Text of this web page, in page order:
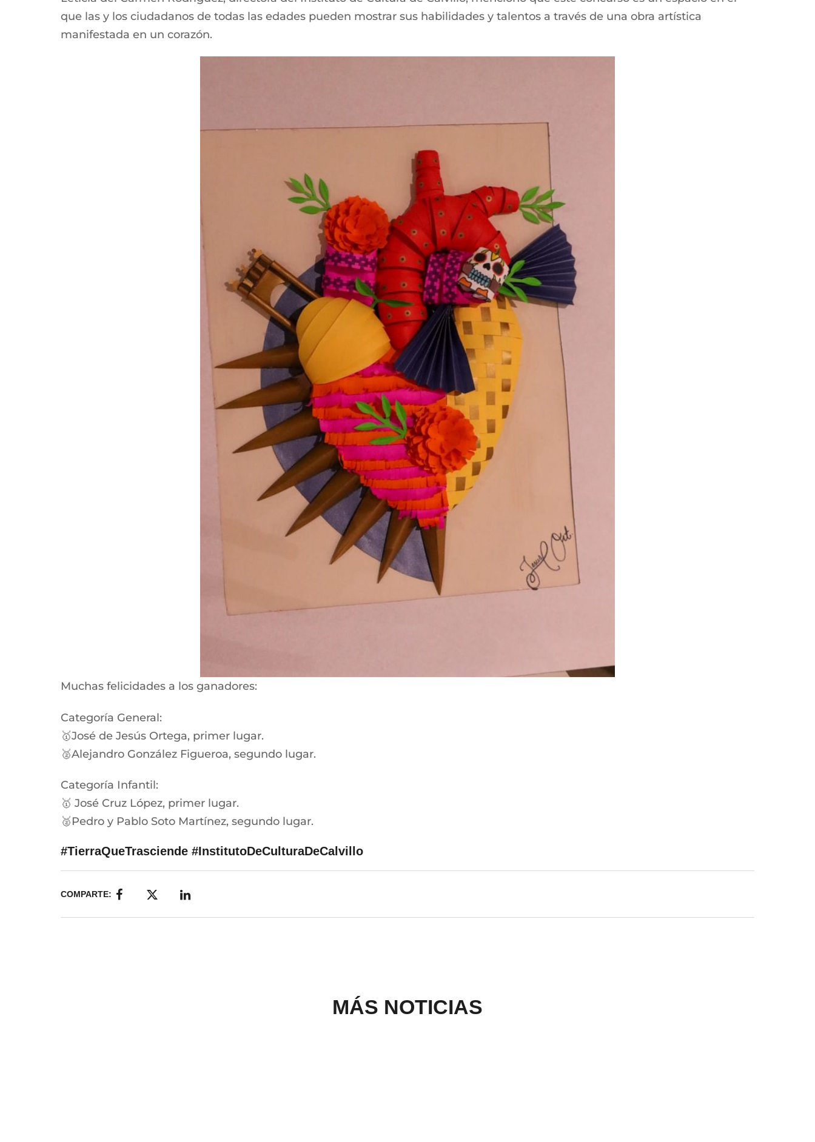
que las y los ciudadanos de todas las edades pueden mostrar sus habilidades y talentos a través de una obra artística
manifestada en un corazón.
Muchas felicidades a los ganadores:
Categoría General:
🥇José de Jesús Ortega, primer lugar.
🥈Alejandro González Figueroa, segundo lugar.
Categoría Infantil:
🥇 José Cruz López, primer lugar.
🥈Pedro y Pablo Soto Martínez, segundo lugar.
#TierraQueTrasciende #InstitutoDeCulturaDeCalvillo
COMPARTE:
MÁS NOTICIAS